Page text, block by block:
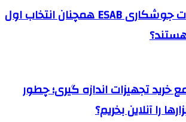
چرا محصولات جوشکاری ESAB همچنان انتخاب اول
خرید تجهیزات اندازه گیری؛ چطور
را آنلاین بخریم؟